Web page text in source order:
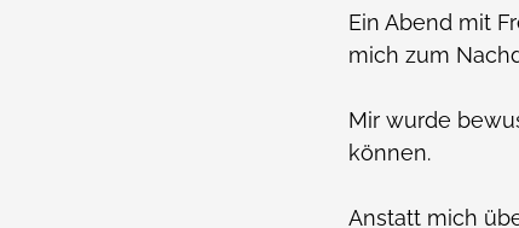
Ein Abend mit
mich zum
Mir wurde
können.
Anstatt mich